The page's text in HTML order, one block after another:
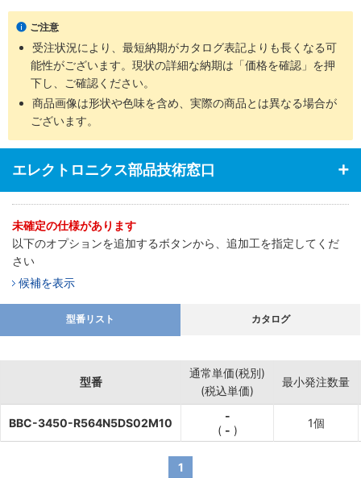
ご注意
受注状況により、最短納期がカタログ表記よりも長くなる可
能性がございます。現状の詳細な納期は「価格を確認」を押
下し、ご確認ください。
商品画像は形状や色味を含め、実際の商品とは異なる場合が
ございます。
エレクトロニクス部品技術窓口
未確定の仕様があります
以下のオプションを追加するボタンから、追加工を指定してくだ
さい
候補を表示
型番リスト カタログ
型番
通常単価(税別)
(税込単価)
最小発注数量
BBC-3450-R564N5DS02M10
-
( - )
1個
1